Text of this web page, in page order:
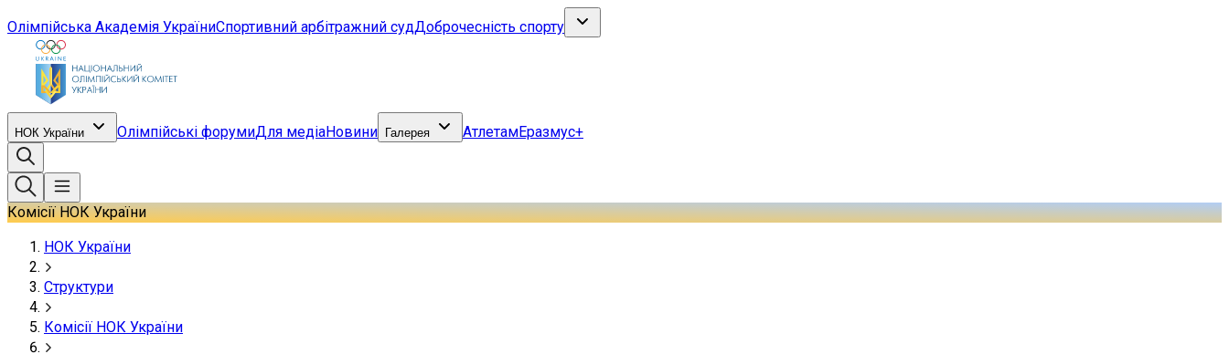
Олімпійська Академія УкраїниСпортивний арбітражний судДоброчесність спорту
НОК України Олімпійські форумиДля медіаНовини Галерея АтлетамЕразмус+
Комісії НОК України
НОК України
Структури
Комісії НОК України